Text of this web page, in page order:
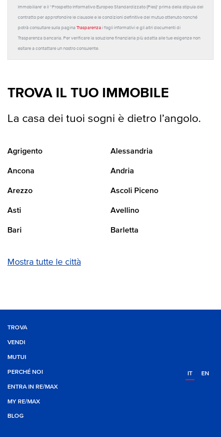
Immobiliare' e il “Prospetto Informativo Europeo Standardizzato (Pies)' prima della stipula del
contratto per approfondire le clausole e le condizioni definitive del mutuo ottenuto nonché
potrà consultare sulla pagina Trasparenza i fogli informativi e gli altri documenti di
Trasparenza bancaria. Per verificare la soluzione finanziaria più adatta alle tue esigenze non
esitare a contattare un nostro consulente.
TROVA IL TUO IMMOBILE
La casa dei tuoi sogni è dietro l’angolo.
Agrigento Alessandria
Ancona Andria
Arezzo Ascoli Piceno
Asti Avellino
Bari Barletta
Mostra tutte le città
TROVA
VENDI
MUTUI
PERCHÉ NOI
ENTRA IN RE/MAX
MY RE/MAX
BLOG
IT EN